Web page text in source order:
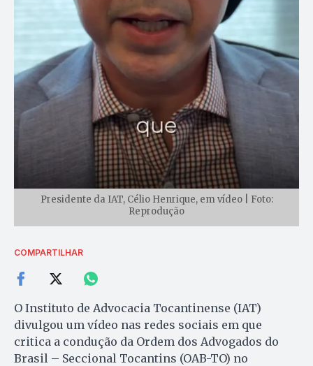
Presidente da IAT, Célio Henrique, em vídeo | Foto:
Reprodução
COMPARTILHAR
O Instituto de Advocacia Tocantinense (IAT)
divulgou um vídeo nas redes sociais em que
critica a condução da Ordem dos Advogados do
Brasil – Seccional Tocantins (OAB-TO) no